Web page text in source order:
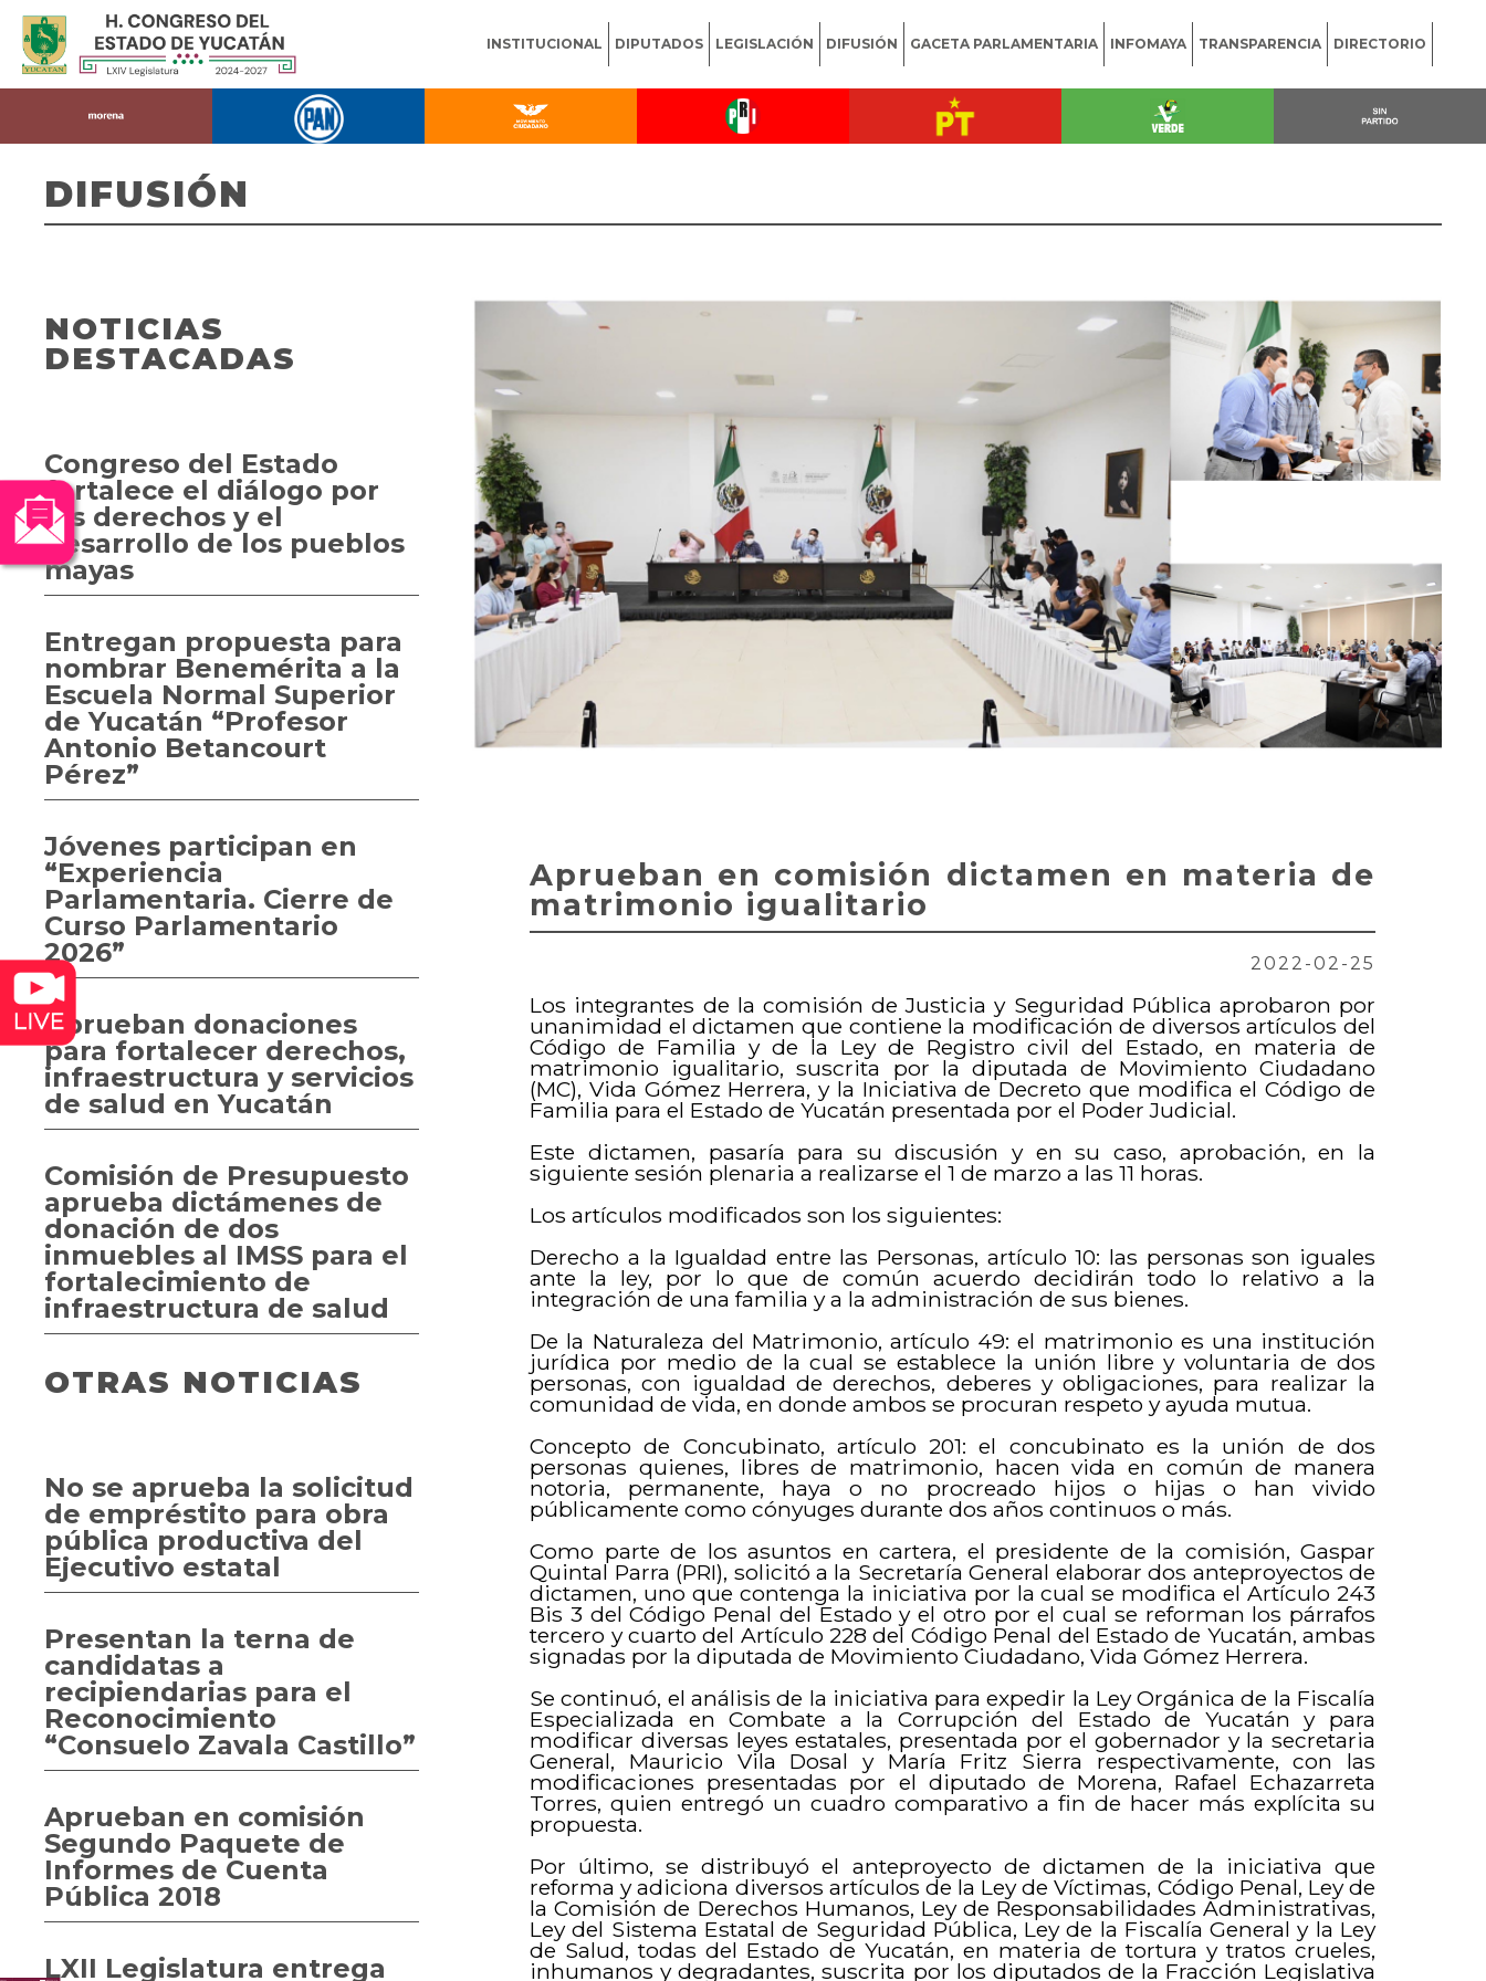
INSTITUCIONAL DIPUTADOS LEGISLACIÓN DIFUSIÓN GACETA PARLAMENTARIA INFOMAYA TRANSPARENCIA DIRECTORIO
DIFUSIÓN
Aprueban en comisión dictamen en materia de
matrimonio igualitario
2022-02-25
Los integrantes de la comisión de Justicia y Seguridad Pública aprobaron por
unanimidad el dictamen que contiene la modificación de diversos artículos del
Código de Familia y de la Ley de Registro civil del Estado, en materia de
matrimonio igualitario, suscrita por la diputada de Movimiento Ciudadano
(MC), Vida Gómez Herrera, y la Iniciativa de Decreto que modifica el Código de
Familia para el Estado de Yucatán presentada por el Poder Judicial.
Este dictamen, pasaría para su discusión y en su caso, aprobación, en la
siguiente sesión plenaria a realizarse el 1 de marzo a las 11 horas.
Los artículos modificados son los siguientes:
Derecho a la Igualdad entre las Personas, artículo 10: las personas son iguales
ante la ley, por lo que de común acuerdo decidirán todo lo relativo a la
integración de una familia y a la administración de sus bienes.
De la Naturaleza del Matrimonio, artículo 49: el matrimonio es una institución
jurídica por medio de la cual se establece la unión libre y voluntaria de dos
personas, con igualdad de derechos, deberes y obligaciones, para realizar la
comunidad de vida, en donde ambos se procuran respeto y ayuda mutua.
Concepto de Concubinato, artículo 201: el concubinato es la unión de dos
personas quienes, libres de matrimonio, hacen vida en común de manera
notoria, permanente, haya o no procreado hijos o hijas o han vivido
públicamente como cónyuges durante dos años continuos o más.
Como parte de los asuntos en cartera, el presidente de la comisión, Gaspar
Quintal Parra (PRI), solicitó a la Secretaría General elaborar dos anteproyectos de
dictamen, uno que contenga la iniciativa por la cual se modifica el Artículo 243
Bis 3 del Código Penal del Estado y el otro por el cual se reforman los párrafos
tercero y cuarto del Artículo 228 del Código Penal del Estado de Yucatán, ambas
signadas por la diputada de Movimiento Ciudadano, Vida Gómez Herrera.
Se continuó, el análisis de la iniciativa para expedir la Ley Orgánica de la Fiscalía
Especializada en Combate a la Corrupción del Estado de Yucatán y para
modificar diversas leyes estatales, presentada por el gobernador y la secretaria
General, Mauricio Vila Dosal y María Fritz Sierra respectivamente, con las
modificaciones presentadas por el diputado de Morena, Rafael Echazarreta
Torres, quien entregó un cuadro comparativo a fin de hacer más explícita su
propuesta.
Por último, se distribuyó el anteproyecto de dictamen de la iniciativa que
reforma y adiciona diversos artículos de la Ley de Víctimas, Código Penal, Ley de
la Comisión de Derechos Humanos, Ley de Responsabilidades Administrativas,
Ley del Sistema Estatal de Seguridad Pública, Ley de la Fiscalía General y la Ley
de Salud, todas del Estado de Yucatán, en materia de tortura y tratos crueles,
inhumanos y degradantes, suscrita por los diputados de la Fracción Legislativa
NOTICIAS
DESTACADAS
Congreso del Estado
fortalece el diálogo por
los derechos y el
desarrollo de los pueblos
mayas
Entregan propuesta para
nombrar Benemérita a la
Escuela Normal Superior
de Yucatán “Profesor
Antonio Betancourt
Pérez”
Jóvenes participan en
“Experiencia
Parlamentaria. Cierre de
Curso Parlamentario
2026”
Aprueban donaciones
para fortalecer derechos,
infraestructura y servicios
de salud en Yucatán
Comisión de Presupuesto
aprueba dictámenes de
donación de dos
inmuebles al IMSS para el
fortalecimiento de
infraestructura de salud
OTRAS NOTICIAS
No se aprueba la solicitud
de empréstito para obra
pública productiva del
Ejecutivo estatal
Presentan la terna de
candidatas a
recipiendarias para el
Reconocimiento
“Consuelo Zavala Castillo”
Aprueban en comisión
Segundo Paquete de
Informes de Cuenta
Pública 2018
LXII Legislatura entrega